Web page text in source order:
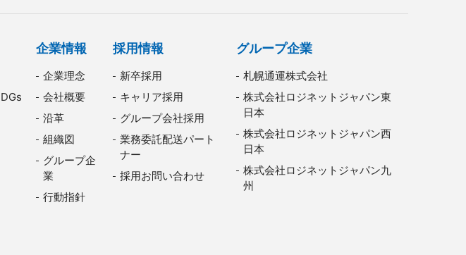
企業情報
企業理念
会社概要
沿革
組織図
グループ企
業
行動指針
採用情報
新卒採用
キャリア採用
グループ会社採用
業務委託配送パート
ナー
採用お問い合わせ
グループ企業
札幌通運株式会社
株式会社ロジネットジャパン東
日本
株式会社ロジネットジャパン西
日本
株式会社ロジネットジャパン九
州